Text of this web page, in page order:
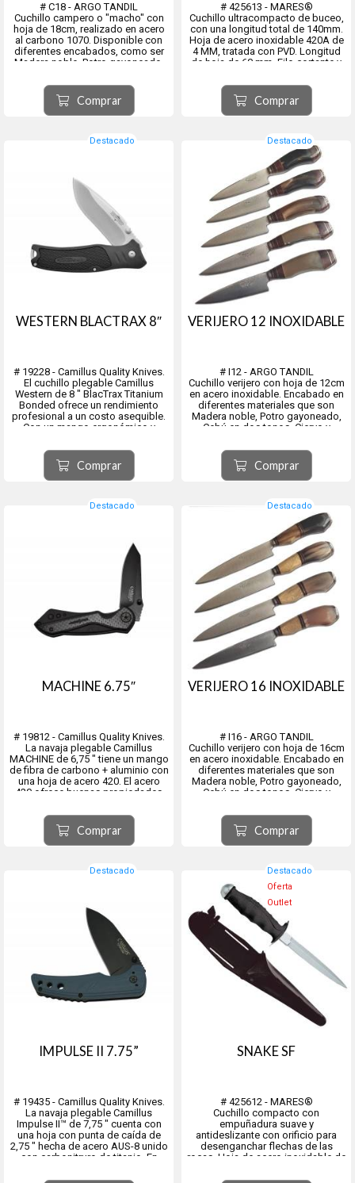
# C18 - ARGO TANDIL
Cuchillo campero o "macho" con
hoja de 18cm, realizado en acero
al carbono 1070. Disponible con
diferentes encabados, como ser
Madera noble, Potro gayoneado,
madera combinado, Ciervo entero,
Madera y alpaca lisa, Madera y
alpaca decorada, Cebú y Mader...
Comprar
# 425613 - MARES®
Cuchillo ultracompacto de buceo,
con una longitud total de 140mm.
Hoja de acero inoxidable 420A de
4 MM, tratada con PVD. Longitud
de hoja de 60 mm. Filo cortante y
Empuñadura ergonómica con
orificio para desenganchar puntas
de flecha de las rocas....
Comprar
Destacado
WESTERN BLACTRAX 8″
# 19228 - Camillus Quality Knives.
El cuchillo plegable Camillus
Western de 8 ″ BlacTrax Titanium
Bonded ofrece un rendimiento
profesional a un costo asequible.
Con un mango ergonómico y
inoxidable 420,
Comprar
Destacado
VERIJERO 12 INOXIDABLE
# I12 - ARGO TANDIL
Cuchillo verijero con hoja de 12cm
en acero inoxidable. Encabado en
diferentes materiales que son
Madera noble, Potro gayoneado,
Cebú en dos tonos, Ciervo y
Trenzado, Tejido con Alpaca Lisa,
Tejido con Alpaca Decorada,
Madera y alpaca lisa, Made...
Comprar
Destacado
MACHINE 6.75″
# 19812 - Camillus Quality Knives.
La navaja plegable Camillus
MACHINE de 6,75 ″ tiene un mango
de fibra de carbono + aluminio con
una hoja de acero 420. El acero
420 ofrece buenas propiedades
bastante fácil de reafilar.
Comprar
Destacado
VERIJERO 16 INOXIDABLE
# I16 - ARGO TANDIL
Cuchillo verijero con hoja de 16cm
en acero inoxidable. Encabado en
diferentes materiales que son
Madera noble, Potro gayoneado,
Cebú en dos tonos, Ciervo y
Trenzado, Tejido con Alpaca Lisa,
Tejido con Alpaca Decorada,
Madera y alpaca lisa, Mader...
Comprar
Destacado
IMPULSE II 7.75”
# 19435 - Camillus Quality Knives.
La navaja plegable Camillus
Impulse II™ de 7,75 ″ cuenta con
una hoja con punta de caída de
2,75 ″ hecha de acero AUS-8 unido
con carbonitruro de titanio. En
material ofrece una resistencia
Destacado
Oferta
Outlet
SNAKE SF
# 425612 - MARES®
Cuchillo compacto con
empuñadura suave y
antideslizante con orificio para
desenganchar flechas de las
rocas. Hoja de acero inoxidable de
cortante y otro aserrado